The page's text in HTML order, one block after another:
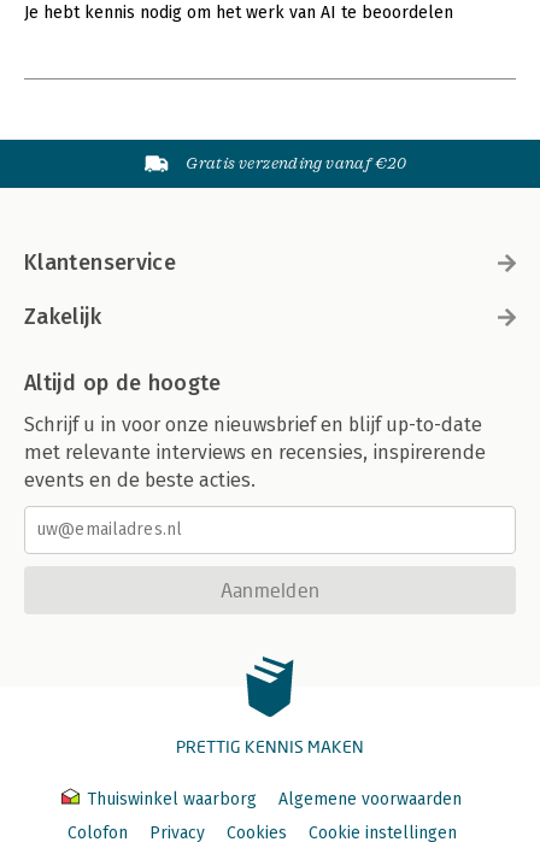
Je hebt kennis nodig om het werk van AI te beoordelen
Gratis verzending vanaf €20
Klantenservice
Zakelijk
Altijd op de hoogte
Schrijf u in voor onze nieuwsbrief en blijf up-to-date
met relevante interviews en recensies, inspirerende
events en de beste acties.
Aanmelden
PRETTIG KENNIS MAKEN
Thuiswinkel waarborg
Algemene voorwaarden
Colofon
Privacy Cookies Cookie instellingen